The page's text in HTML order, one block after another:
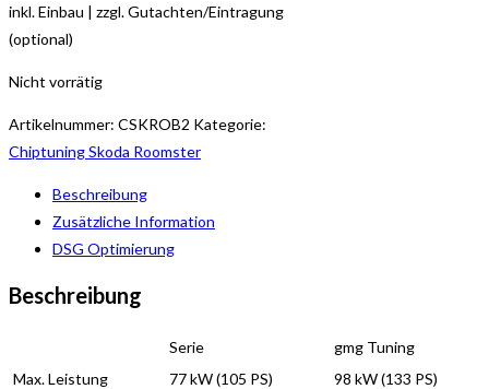
inkl. Einbau | zzgl. Gutachten/Eintragung
(optional)
Nicht vorrätig
Artikelnummer: CSKROB2 Kategorie:
Chiptuning Skoda Roomster
Beschreibung
Zusätzliche Information
DSG Optimierung
Beschreibung
Serie
gmg Tuning
Max. Leistung
77 kW (105 PS)
98 kW (133 PS)